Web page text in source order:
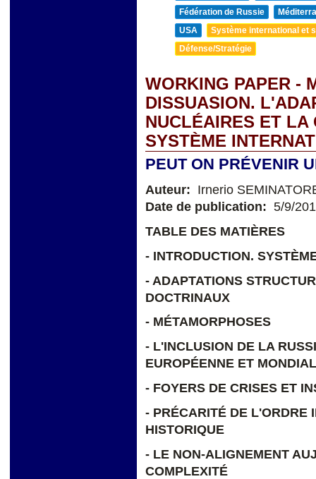
Fédération de Russie
USA
Système international et
Défense/Stratégie
WORKING PAPER -
DISSUASION.
NUCLÉAIRES ET LA
SYSTÈME
PEUT ON PRÉVENIR
Auteur: Irnerio
Date de publication: 5/9/
TABLE DES MATIÈRES
- INTRODUCTION.
- ADAPTATIONS
DOCTRINAUX
- MÉTAMORPHOSES
- L'INCLUSION DE LA
EUROPÉENNE ET
- FOYERS DE CRISES ET
- PRÉCARITÉ DE L'ORDRE
HISTORIQUE
- LE NON-ALIGNEMENT
COMPLEXITÉ